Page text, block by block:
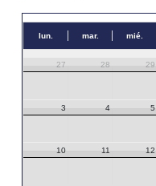
lun. mar. mié.
27 28 29
3 4 5
10 11 12